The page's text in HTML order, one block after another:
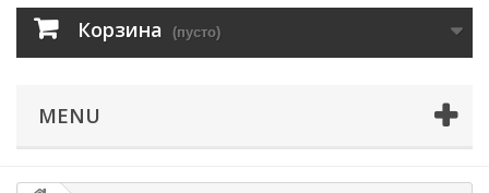
Корзина (пусто)
MENU
Телефон*